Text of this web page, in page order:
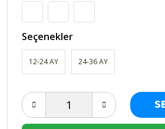
Seçenekler
12-24 AY 24-36 AY